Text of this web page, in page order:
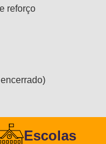
reforço
Escolas